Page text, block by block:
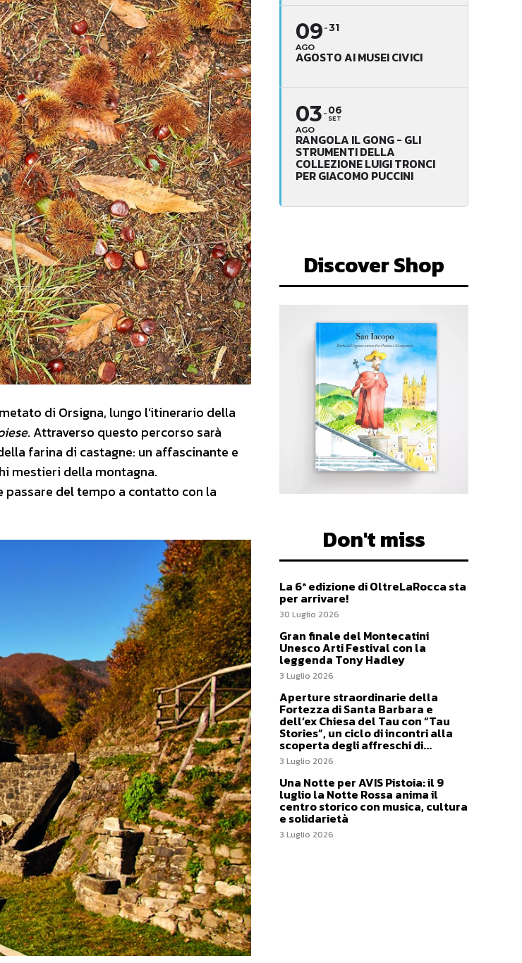
di Orsigna, lungo l’itinerario della
. Attraverso questo percorso sarà
farina di castagne: un affascinante e
mestieri della montagna.
del tempo a contatto con la
09
AGO
31
AGOSTO AI MUSEI CIVICI
03
AGO
06
SET
RANGOLA IL GONG - GLI
STRUMENTI DELLA
COLLEZIONE LUIGI TRONCI
PER GIACOMO PUCCINI
Discover Shop
Don't miss
La 6ª edizione di OltreLaRocca sta
per arrivare!
30 Luglio 2026
Gran finale del Montecatini
Unesco Arti Festival con la
leggenda Tony Hadley
3 Luglio 2026
Aperture straordinarie della
Fortezza di Santa Barbara e
dell’ex Chiesa del Tau con “Tau
Stories”, un ciclo di incontri alla
scoperta degli affreschi di...
3 Luglio 2026
Una Notte per AVIS Pistoia: il 9
luglio la Notte Rossa anima il
centro storico con musica, cultura
e solidarietà
3 Luglio 2026